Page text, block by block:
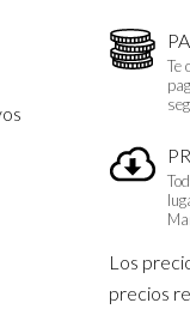
Te
Los
precios